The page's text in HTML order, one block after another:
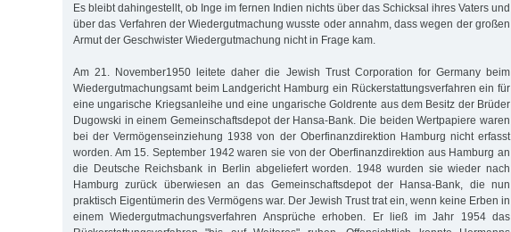
Es bleibt dahingestellt, ob Inge im fernen Indien nichts über das Schicksal ihres Vaters und
über das Verfahren der Wiedergutmachung wusste oder annahm, dass wegen der großen
Armut der Geschwister Wiedergutmachung nicht in Frage kam.
Am 21. November1950 leitete daher die Jewish Trust Corporation for Germany beim
Wiedergutmachungsamt beim Landgericht Hamburg ein Rückerstattungsverfahren ein für
eine ungarische Kriegsanleihe und eine ungarische Goldrente aus dem Besitz der Brüder
Dugowski in einem Gemeinschaftsdepot der Hansa-Bank. Die beiden Wertpapiere waren
bei der Vermögenseinziehung 1938 von der Oberfinanzdirektion Hamburg nicht erfasst
worden. Am 15. September 1942 waren sie von der Oberfinanzdirektion aus Hamburg an
die Deutsche Reichsbank in Berlin abgeliefert worden. 1948 wurden sie wieder nach
Hamburg zurück überwiesen an das Gemeinschaftsdepot der Hansa-Bank, die nun
praktisch Eigentümerin des Vermögens war. Der Jewish Trust trat ein, wenn keine Erben in
einem Wiedergutmachungsverfahren Ansprüche erhoben. Er ließ im Jahr 1954 das